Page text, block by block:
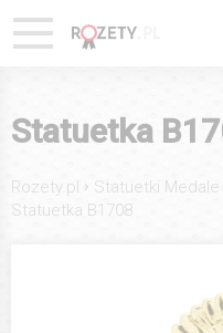
Statuetka
Rozety.pl › Statuetki Medale
Statuetka B1708